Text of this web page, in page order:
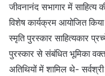
जीवनानंद सभागार में साहित्य
विशेष कार्यक्रम आयोजित
स्मृति पुरस्कार साहित्यकार
पुरस्कार से संबंधित भूमिका
अतिथियों में शामिल थे-